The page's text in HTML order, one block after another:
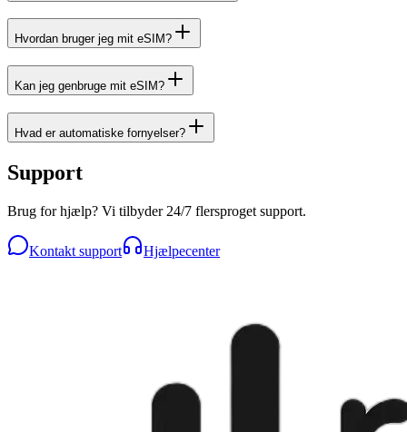
Hvordan bruger jeg mit eSIM?
Kan jeg genbruge mit eSIM?
Hvad er automatiske fornyelser?
Support
Brug for hjælp? Vi tilbyder 24/7 flersproget support.
Kontakt support Hjælpecenter